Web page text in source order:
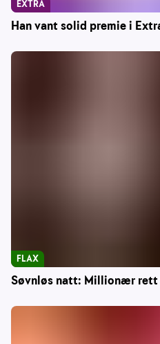
Han vant solid premie i
EXTRA
Søvnløs natt: Millionær rett
FLAX